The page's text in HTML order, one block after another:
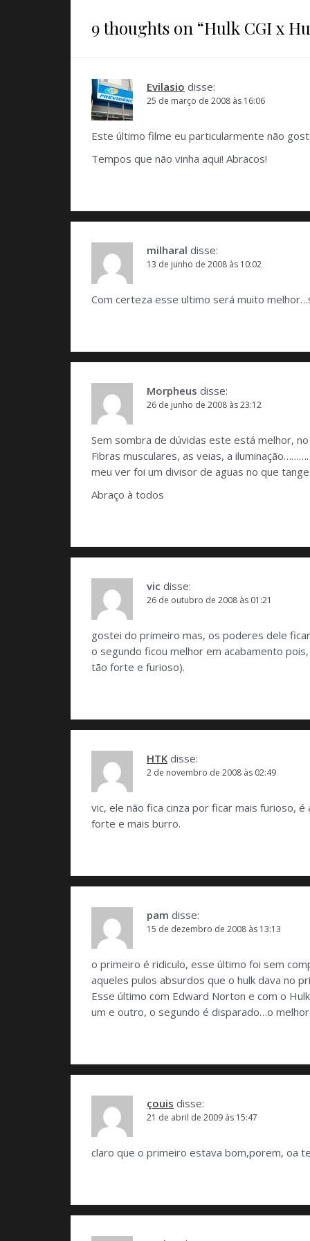
9 thoughts on “Hulk CGI x
Evilasio disse:
25 de março de 2008 às 16:06
Este último filme eu particularmente não
Tempos que não vinha aqui! Abracos!
milharal disse:
13 de junho de 2008 às 10:02
Com certeza esse ultimo será muito
Morpheus disse:
26 de junho de 2008 às 23:12
Sem sombra de dúvidas este está melhor,
Fibras musculares, as veias, a
meu ver foi um divisor de aguas no que
Abraço à todos
vic disse:
26 de outubro de 2008 às 01:21
gostei do primeiro mas, os poderes dele
o segundo ficou melhor em acabamento
tão forte e furioso).
HTK disse:
2 de novembro de 2008 às 02:49
vic, ele não fica cinza por ficar mais furioso,
forte e mais burro.
pam disse:
15 de dezembro de 2008 às 13:13
o primeiro é ridiculo, esse último foi sem
aqueles pulos absurdos que o hulk dava no
Esse último com Edward Norton e com o
um e outro, o segundo é disparado…o melhor
çouis disse:
21 de abril de 2009 às 15:47
claro que o primeiro estava bom,porem, oa